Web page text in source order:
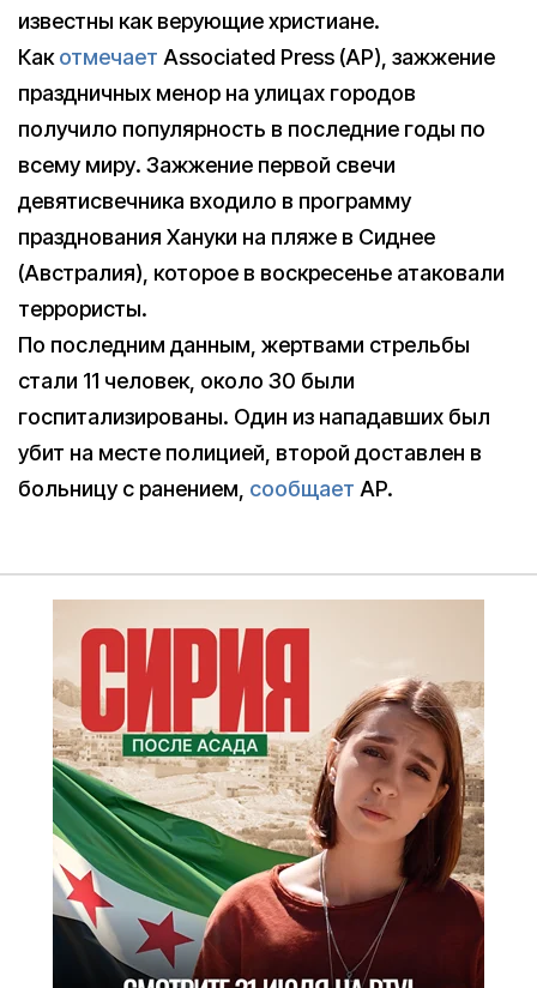
известны как верующие христиане.
Какотмечает Associated Press (AP), зажжение
праздничных менор на улицах городов
получило популярность в последние годы по
всему миру. Зажжение первой свечи
девятисвечника входило в программу
празднования Хануки на пляже в Сиднее
(Австралия), которое в воскресенье атаковали
террористы.
По последним данным, жертвами стрельбы
стали 11 человек, около 30 были
госпитализированы. Один из нападавших был
убит на месте полицией, второй доставлен в
больницу с ранением, сообщает AP.